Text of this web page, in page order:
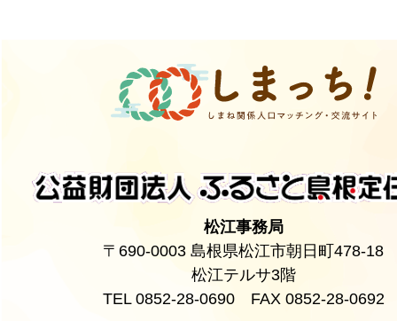
松江事務局
〒690-0003 島根県松江市朝日町478-18
松江テルサ3階
TEL 0852-28-0690 FAX 0852-28-0692